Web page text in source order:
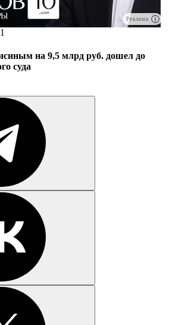
Реклама
на 9,5 млрд руб. дошел до
суда